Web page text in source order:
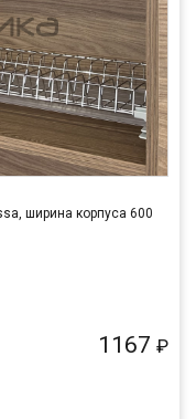
ширина корпуса 600
1167 ₽